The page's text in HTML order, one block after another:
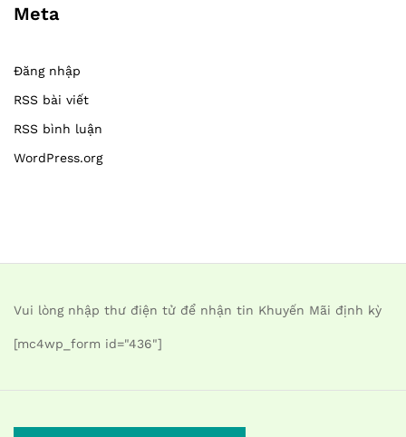
Meta
Đăng nhập
RSS bài viết
RSS bình luận
WordPress.org
Vui lòng nhập thư điện tử để nhận tin Khuyến Mãi định kỳ
[mc4wp_form id="436"]